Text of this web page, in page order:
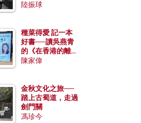
陸振球
種菜得愛 記一本
好書──讀吳燕青
的《在香港的離島
種菜》
陳家偉
金秋文化之旅──
踏上古蜀道，走過
劍門關
馮珍今